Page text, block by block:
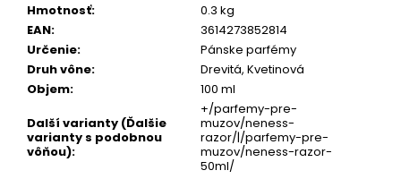
Hmotnosť:
0.3 kg
EAN:
3614273852814
Určenie:
Pánske parfémy
Druh vône:
Drevitá, Kvetinová
Objem:
100 ml
Další varianty (Ďalšie
varianty s podobnou
vôňou):
+/parfemy-pre-
muzov/neness-
razor/|/parfemy-pre-
muzov/neness-razor-
50ml/